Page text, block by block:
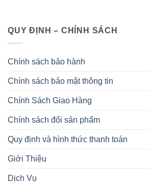
QUY ĐỊNH – CHÍNH SÁCH
Chính sách bảo hành
Chính sách bảo mật thông tin
Chính Sách Giao Hàng
Chính sách đổi sản phẩm
Quy định và hình thức thanh toán
Giới Thiệu
Dịch Vụ